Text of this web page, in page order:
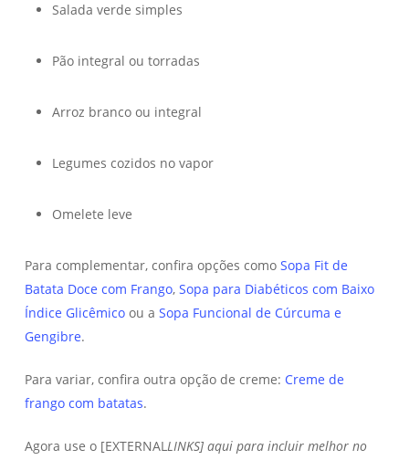
Salada verde simples
Pão integral ou torradas
Arroz branco ou integral
Legumes cozidos no vapor
Omelete leve
Para complementar, confira opções como Sopa Fit de
Batata Doce com Frango, Sopa para Diabéticos com Baixo
Índice Glicêmicoou a Sopa Funcional de Cúrcuma e
Gengibre.
Para variar, confira outra opção de creme: Creme de
frango com batatas.
Agora use o [EXTERNALLINKS] aqui para incluir melhor no